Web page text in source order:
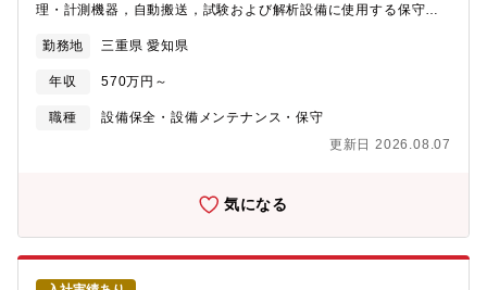
います。①競争力のある設備を計画、建設して供給すること②設
こと【大安設備室のミッション】設備部門のミッションの下、大
を製造部門と計画していきます。時には数億円規模の投資を予算
化して、建設していきます。これにより、工場の競争力強化に貢
ト導入による自動化に向けた技術導入や設備導入の検討を進め、
経年劣化した建屋やユーティリティ設備の診断を行い、適正に更
新計画を策定し実行します。【キャリアパス】基本的には1年を目
安に設備エンジニアリングのリーダーとなることを期待します。
その他、CNやDX関連など大型プロジェクトへのアサインや、他
事業所設備室でのリーダーや管理職、有期で海外関係会社（米
理・計測機器，自動搬送，試験および解析設備に使用する保守部
勤務地
三重県 愛知県
年収 570万円～
職種
設備保全・設備メンテナンス・保守
更新日 2026.08.07
気になる